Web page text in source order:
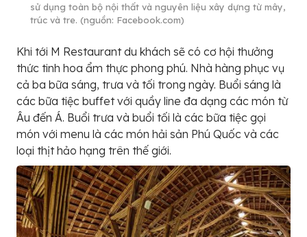
sử dụng toàn bộ nội thất và nguyên liệu xây dựng từ mây,
trúc và tre. (nguồn: Facebook.com)
Khi tới M Restaurant du khách sẽ có cơ hội thưởng
thức tinh hoa ẩm thực phong phú. Nhà hàng phục vụ
cả ba bữa sáng, trưa và tối trong ngày. Buổi sáng là
các bữa tiệc buffet với quầy line đa dạng các món từ
Âu đến Á. Buổi trưa và buổi tối là các bữa tiệc gọi
món với menu là các món hải sản Phú Quốc và các
loại thịt hảo hạng trên thế giới.